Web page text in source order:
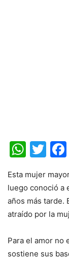
Esta mujer
luego conoció a
años más tarde.
atraído por la
Para el amor no
sostiene sus